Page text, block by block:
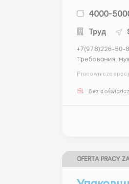
4000-
Труд
+7(978)226-50-87(Телеграмм, Вацап)
Требования:
Pracownicze
Bez
OFERTA PRACY